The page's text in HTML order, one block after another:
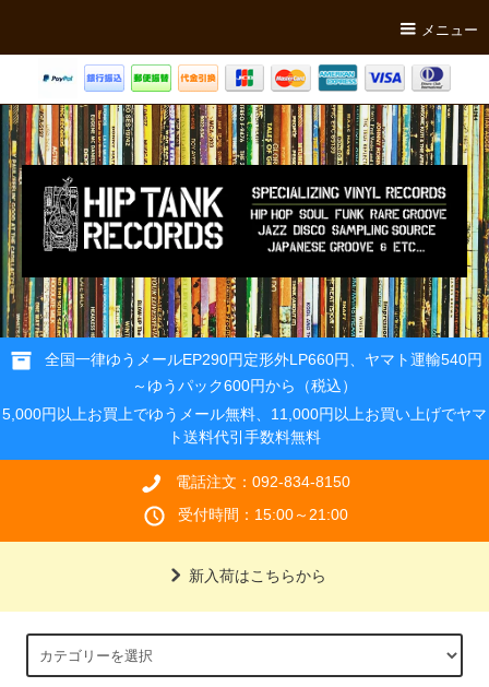
メニュー
全国一律ゆうメールEP290円定形外LP660円、ヤマト運輸540円
～ゆうパック600円から（税込）
5,000円以上お買上でゆうメール無料、11,000円以上お買い上げでヤマ
ト送料代引手数料無料
電話注文：092-834-8150
受付時間：15:00～21:00
新入荷はこちらから